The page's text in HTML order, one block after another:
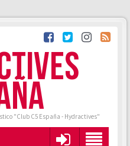
"Club C5 España - Hydractives"